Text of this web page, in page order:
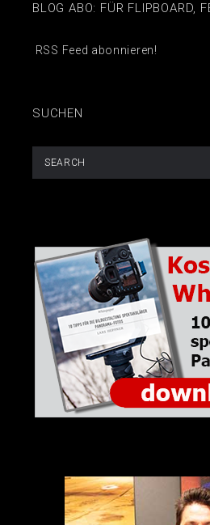
BLOG ABO: FÜR FLIPBOARD,
RSS Feed abonnieren!
SUCHEN